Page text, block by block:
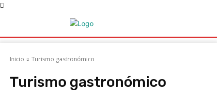
Inicio Turismo gastronómico
Turismo gastronómico